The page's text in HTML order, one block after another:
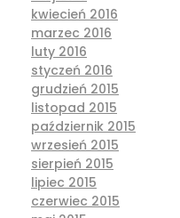
kwiecień 2016
marzec 2016
luty 2016
styczeń 2016
grudzień 2015
listopad 2015
październik 2015
wrzesień 2015
sierpień 2015
lipiec 2015
czerwiec 2015